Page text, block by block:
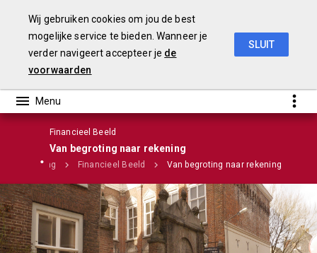
Infographic
Financieel Beeld
Van begroting naar rekening
Jaarrekening Financieel Beeld Van begroting naar rekening
Wij gebruiken cookies om jou de best
mogelijke service te bieden. Wanneer je
verder navigeert accepteer je de
voorwaarden
SLUIT